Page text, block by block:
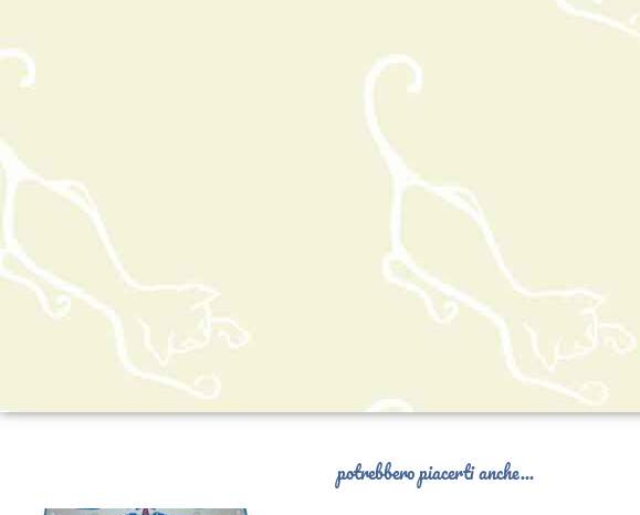
potrebbero piacerti anche...